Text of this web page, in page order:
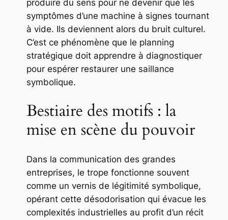
produire du sens pour ne devenir que les
symptômes d’une machine à signes tournant
à vide. Ils deviennent alors du bruit culturel.
C’est ce phénomène que le planning
stratégique doit apprendre à diagnostiquer
pour espérer restaurer une saillance
symbolique.
Bestiaire des motifs : la
mise en scène du pouvoir
Dans la communication des grandes
entreprises, le trope fonctionne souvent
comme un vernis de légitimité symbolique,
opérant cette désodorisation qui évacue les
complexités industrielles au profit d’un récit